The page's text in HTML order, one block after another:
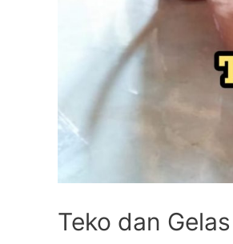
Teko dan